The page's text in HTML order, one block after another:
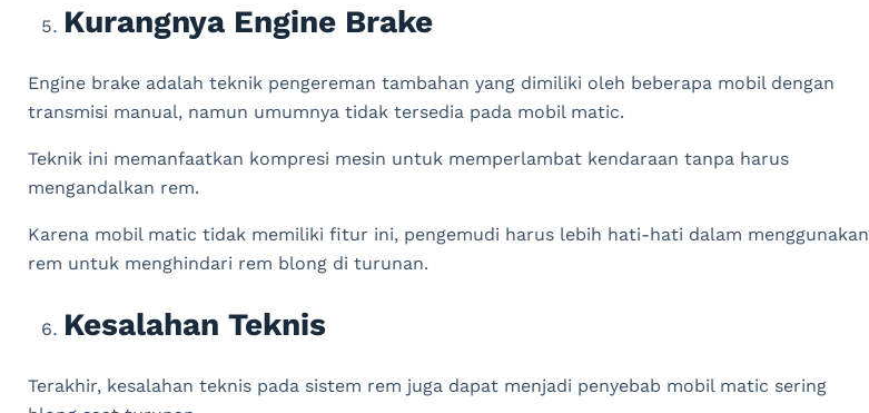
Kurangnya Engine Brake
Engine brake adalah teknik pengereman tambahan yang dimiliki oleh beberapa mobil dengan
transmisi manual, namun umumnya tidak tersedia pada mobil matic.
Teknik ini memanfaatkan kompresi mesin untuk memperlambat kendaraan tanpa harus
mengandalkan rem.
Karena mobil matic tidak memiliki fitur ini, pengemudi harus lebih hati-hati dalam menggunakan
rem untuk menghindari rem blong di turunan.
Kesalahan Teknis
Terakhir, kesalahan teknis pada sistem rem juga dapat menjadi penyebab mobil matic sering